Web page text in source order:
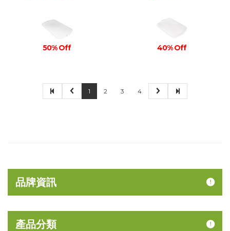
50% Off 40% Off
1 2 3 4
品牌資訊
產品分類